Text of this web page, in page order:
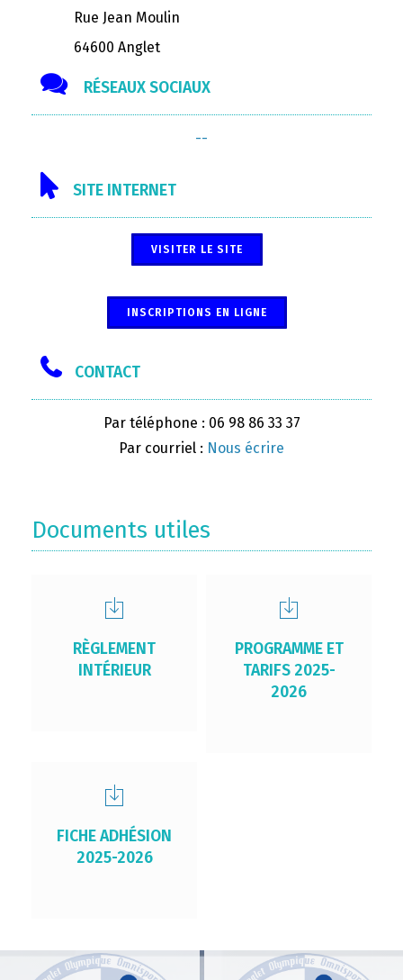
Rue Jean Moulin
64600 Anglet
RÉSEAUX SOCIAUX
--
SITE INTERNET
VISITER LE SITE
INSCRIPTIONS EN LIGNE
CONTACT
Par téléphone : 06 98 86 33 37
Par courriel : Nous écrire
Documents utiles
RÈGLEMENT
INTÉRIEUR
PROGRAMME ET
TARIFS 2025-
2026
FICHE ADHÉSION
2025-2026